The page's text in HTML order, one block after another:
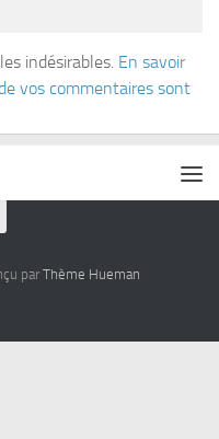
indésirables. En savoir
vos commentaires sont
par Thème Hueman